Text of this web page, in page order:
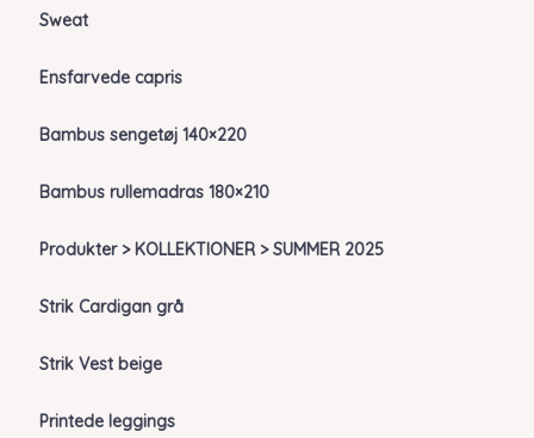
Sweat
Ensfarvede capris
Bambus sengetøj 140×220
Bambus rullemadras 180×210
Produkter > KOLLEKTIONER > SUMMER 2025
Strik Cardigan grå
Strik Vest beige
Printede leggings